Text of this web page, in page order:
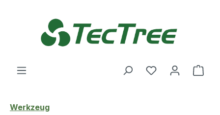
Du hast 0
Werkzeug